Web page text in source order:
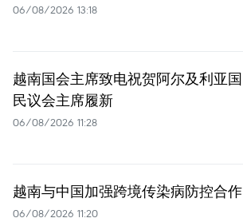
06/08/2026 13:18
越南国会主席致电祝贺阿尔及利亚国
民议会主席履新
06/08/2026 11:28
越南与中国加强跨境传染病防控合作
06/08/2026 11:20